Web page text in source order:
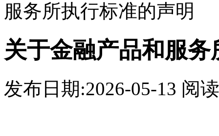
服务所执行标准的声明
关于金融产品和服
发布日期:2026-05-13